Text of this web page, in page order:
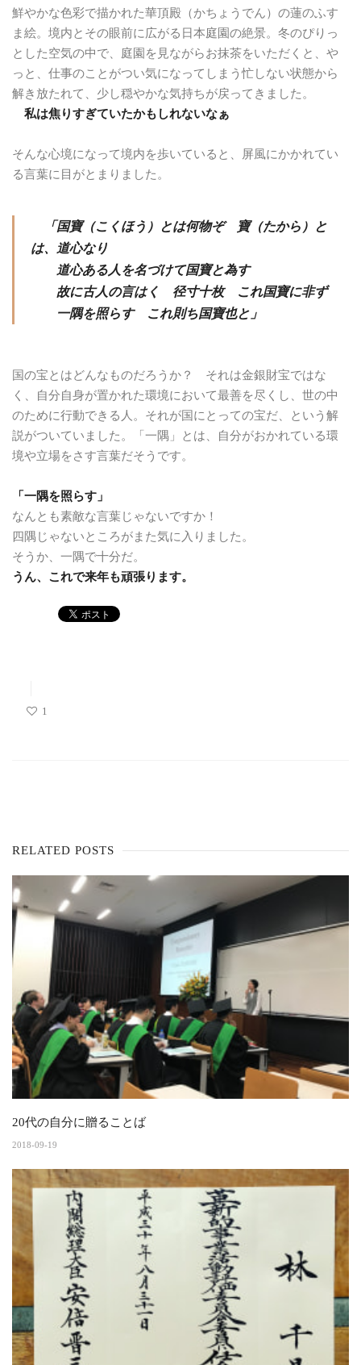
鮮やかな色彩で描かれた華頂殿（かちょうでん）の蓮のふす
ま絵。境内とその眼前に広がる日本庭園の絶景。冬のぴりっ
とした空気の中で、庭園を見ながらお抹茶をいただくと、や
っと、仕事のことがつい気になってしまう忙しない状態から
解き放たれて、少し穏やかな気持ちが戻ってきました。
私は焦りすぎていたかもしれないなぁ
そんな心境になって境内を歩いていると、屏風にかかれてい
る言葉に目がとまりました。
「国寶（こくほう）とは何物ぞ 寶（たから）と
は、道心なり
道心ある人を名づけて国寶と為す
故に古人の言はく 径寸十枚 これ国寶に非ず
一隅を照らす これ則ち国寶也と」
国の宝とはどんなものだろうか？ それは金銀財宝ではな
く、自分自身が置かれた環境において最善を尽くし、世の中
のために行動できる人。それが国にとっての宝だ、という解
説がついていました。「一隅」とは、自分がおかれている環
境や立場をさす言葉だそうです。
「一隅を照らす」
なんとも素敵な言葉じゃないですか！
四隅じゃないところがまた気に入りました。
そうか、一隅で十分だ。
うん、これで来年も頑張ります。
1
RELATED POSTS
20代の自分に贈ることば
2018-09-19